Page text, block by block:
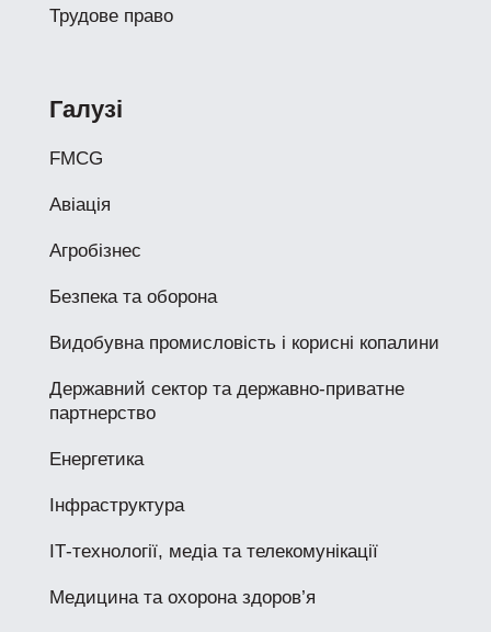
Трудове право
Галузі
FMCG
Авіація
Агробізнес
Безпека та оборона
Видобувна промисловість і корисні копалини
Державний сектор та державно-приватне
партнерство
Енергетика
Інфраструктура
ІТ-технології, медіа та телекомунікації
Медицина та охорона здоров’я